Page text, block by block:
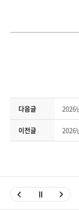
다음글
이전글